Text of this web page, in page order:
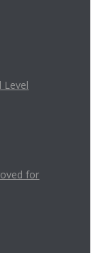
Level
for